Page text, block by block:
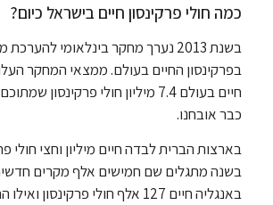
כמה חולי פרקינסון חיים בישראל כיום?
בשנת 2013 נערך מחקר בינלאומי
בפרקינסון החיים בעולם. ממצאי המחקר
חיים בעולם 7.4 מיליון חולי פרקינסון
כבר אובחנו.
בארצות הברית לבדה חיים מיליון וחצי חולי
בשנה מתגלים שם חמישים אלף מקרים
באנגליה חיים 127 אלף חולי פרקינסון